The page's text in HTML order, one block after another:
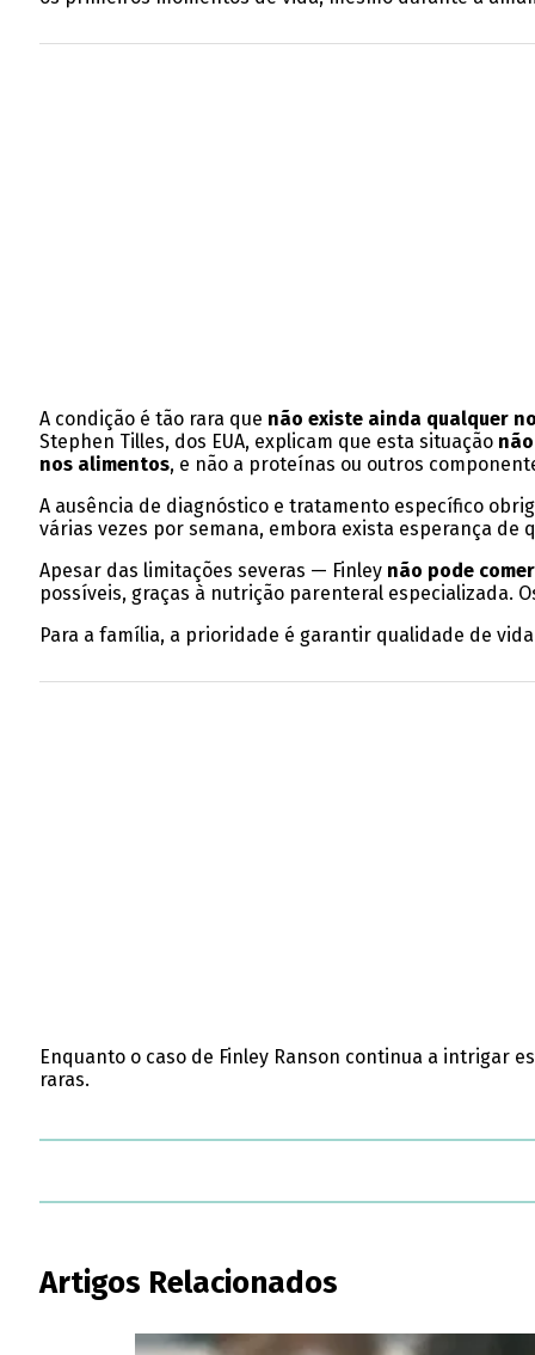
A condição é tão rara que não existe ainda qualquer
Stephen Tilles, dos EUA, explicam que esta situação
nos alimentos, e não a proteínas ou outros
A ausência de diagnóstico e tratamento específico
várias vezes por semana, embora exista esperança de
Apesar das limitações severas — Finley não pode
possíveis, graças à nutrição parenteral especializada.
Para a família, a prioridade é garantir qualidade de
Enquanto o caso de Finley Ranson continua a intrigar
raras.
Artigos Relacionados